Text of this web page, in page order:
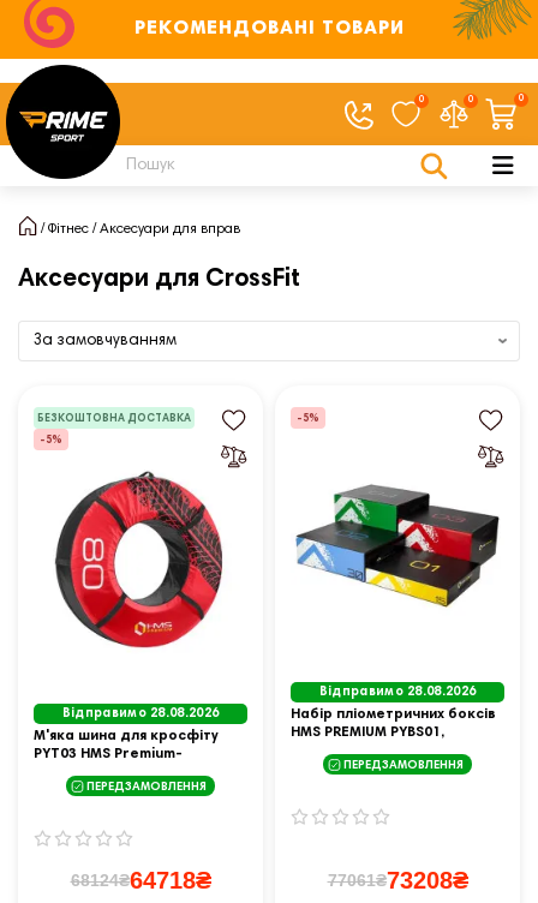
РЕКОМЕНДОВАНІ ТОВАРИ
0 0 0
Фітнес Аксесуари для вправ
Аксесуари для CrossFit
БЕЗКОШТОВНА ДОСТАВКА
-5%
Відправимо 28.08.2026
М'яка шина для кросфіту
PYT03 HMS Premium-
ПЕРЕДЗАМОВЛЕННЯ
68124₴64718₴
-5%
Відправимо 28.08.2026
Набір пліометричних боксів
HMS PREMIUM PYBS01,
ПЕРЕДЗАМОВЛЕННЯ
77061₴73208₴